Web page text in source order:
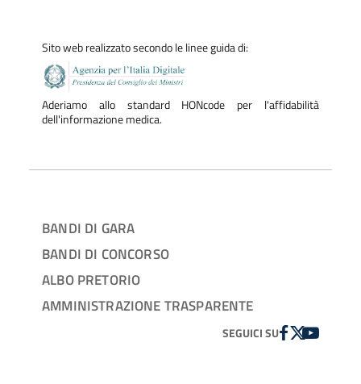
Sito web realizzato secondo le linee guida di:
Aderiamo allo standard HONcode per l'affidabilità
dell'informazione medica.
BANDI DI GARA
BANDI DI CONCORSO
ALBO PRETORIO
AMMINISTRAZIONE TRASPARENTE
SEGUICI SUFACEBOOK
TWITTER
YOUTUBE